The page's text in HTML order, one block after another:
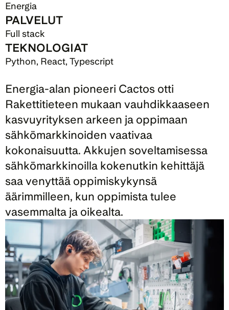
Energia
PALVELUT
Full stack
TEKNOLOGIAT
Python, React, Typescript
Energia-alan pioneeri Cactos otti
Rakettitieteen mukaan vauhdikkaaseen
kasvuyrityksen arkeen ja oppimaan
sähkömarkkinoiden vaativaa
kokonaisuutta. Akkujen soveltamisessa
sähkömarkkinoilla kokenutkin kehittäjä
saa venyttää oppimiskykynsä
äärimmilleen, kun oppimista tulee
vasemmalta ja oikealta.